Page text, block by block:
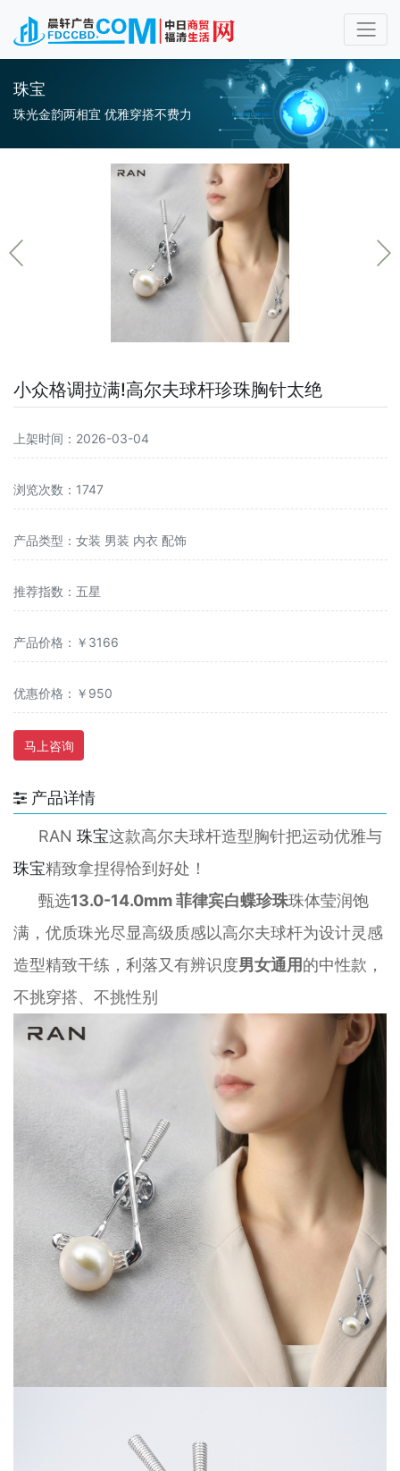
珠宝
珠光金韵两相宜 优雅穿搭不费力
小众格调拉满!高尔夫球杆珍珠胸针太绝
上架时间：2026-03-04
浏览次数：1747
产品类型：女装 男装 内衣 配饰
推荐指数：五星
产品价格：￥3166
优惠价格：￥950
马上咨询
产品详情
RAN 珠宝这款高尔夫球杆造型胸针把运动优雅与
珠宝精致拿捏得恰到好处！
甄选13.0-14.0mm 菲律宾白蝶珍珠珠体莹润饱
满，优质珠光尽显高级质感以高尔夫球杆为设计灵感
造型精致干练，利落又有辨识度男女通用的中性款，
不挑穿搭、不挑性别